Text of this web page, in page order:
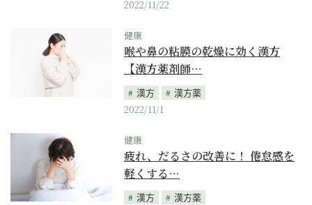
2022/11/22
健康
喉や鼻の粘膜の乾燥に効く漢方
【漢方薬剤師…
漢方
漢方薬
2022/11/1
健康
疲れ、だるさの改善に！ 倦怠感を
軽くする…
漢方
漢方薬